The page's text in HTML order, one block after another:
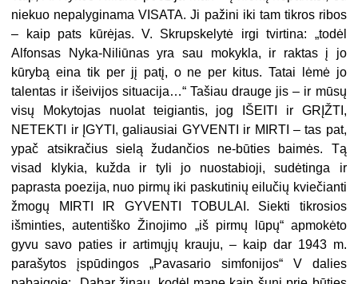
niekuo nepalyginama VISATA. Ji pažini iki tam tikros ribos
– kaip pats kūrėjas. V. Skrupskelytė irgi tvirtina: „todėl
Alfonsas Nyka-Niliūnas yra sau mokykla, ir raktas į jo
kūrybą eina tik per jį patį, o ne per kitus. Tatai lėmė jo
talentas ir išeivijos situacija…“ Tašiau drauge jis – ir mūsų
visų Mokytojas nuolat teigiantis, jog IŠEITI ir GRĮŽTI,
NETEKTI ir ĮGYTI, galiausiai GYVENTI ir MIRTI – tas pat,
ypač atsikračius sielą žudančios ne-būties baimės. Tą
visad klykia, kužda ir tyli jo nuostabioji, sudėtinga ir
paprasta poezija, nuo pirmų iki paskutinių eilučių kviečianti
žmogų MIRTI IR GYVENTI TOBULAI. Siekti tikrosios
išminties, autentiško Žinojimo „iš pirmų lūpų“ apmokėto
gyvu savo paties ir artimųjų krauju, – kaip dar 1943 m.
parašytos įspūdingos „Pavasario simfonijos“ V dalies